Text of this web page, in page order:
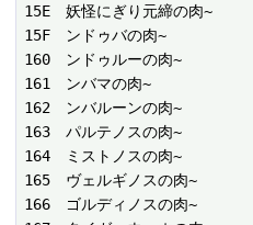
15E　妖怪にぎり元締の肉~
15F　ンドゥバの肉~
160　ンドゥルーの肉~
161　ンバマの肉~
162　ンバルーンの肉~
163　パルテノスの肉~
164　ミストノスの肉~
165　ヴェルギノスの肉~
166　ゴルディノスの肉~